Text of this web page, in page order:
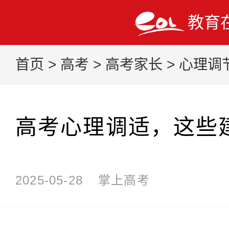
教育
首页 > 高考 > 高考家长 > 心理调
高考心理调适，这些
2025-05-28 掌上高考